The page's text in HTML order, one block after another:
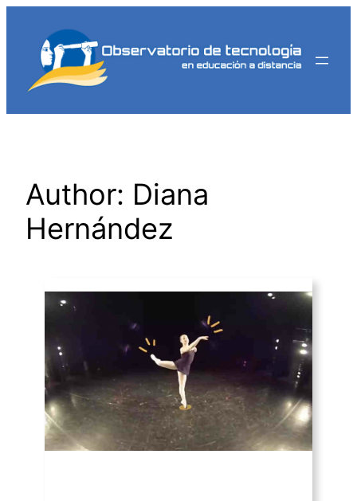
contenido
Author: Diana
Hernández